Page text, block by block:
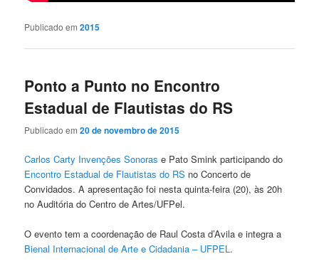
Publicado em 2015
Ponto a Punto no Encontro
Estadual de Flautistas do RS
Publicado em20 de novembro de 2015
Carlos Carty Invenções Sonoras e Pato Smink participando do
Encontro Estadual de Flautistas do RS no Concerto de
Convidados. A apresentação foi nesta quinta-feira (20), às 20h
no Auditória do Centro de Artes/UFPel.
O evento tem a coordenação de Raul Costa d’Avila e integra a
Bienal Internacional de Arte e Cidadania – UFPEL .